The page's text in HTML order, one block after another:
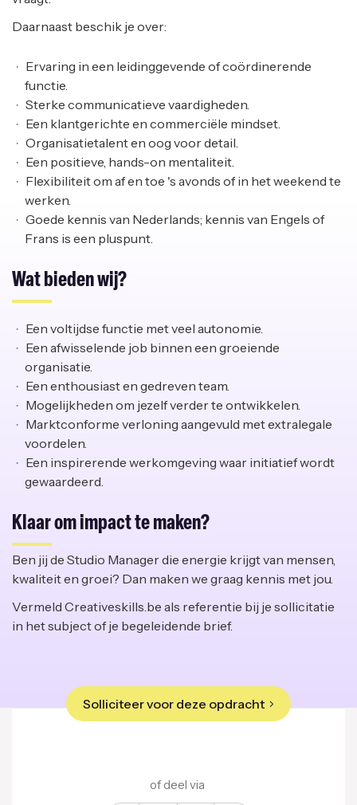
Daarnaast beschik je over:
Ervaring in een leidinggevende of coördinerende
functie.
Sterke communicatieve vaardigheden.
Een klantgerichte en commerciële mindset.
Organisatietalent en oog voor detail.
Een positieve, hands-on mentaliteit.
Flexibiliteit om af en toe 's avonds of in het weekend te
werken.
Goede kennis van Nederlands; kennis van Engels of
Frans is een pluspunt.
Wat bieden wij?
Een voltijdse functie met veel autonomie.
Een afwisselende job binnen een groeiende
organisatie.
Een enthousiast en gedreven team.
Mogelijkheden om jezelf verder te ontwikkelen.
Marktconforme verloning aangevuld met extralegale
voordelen.
Een inspirerende werkomgeving waar initiatief wordt
gewaardeerd.
Klaar om impact te maken?
Ben jij de Studio Manager die energie krijgt van mensen,
kwaliteit en groei? Dan maken we graag kennis met jou.
Vermeld Creativeskills.be als referentie bij je sollicitatie
in het subject of je begeleidende brief.
of deel via